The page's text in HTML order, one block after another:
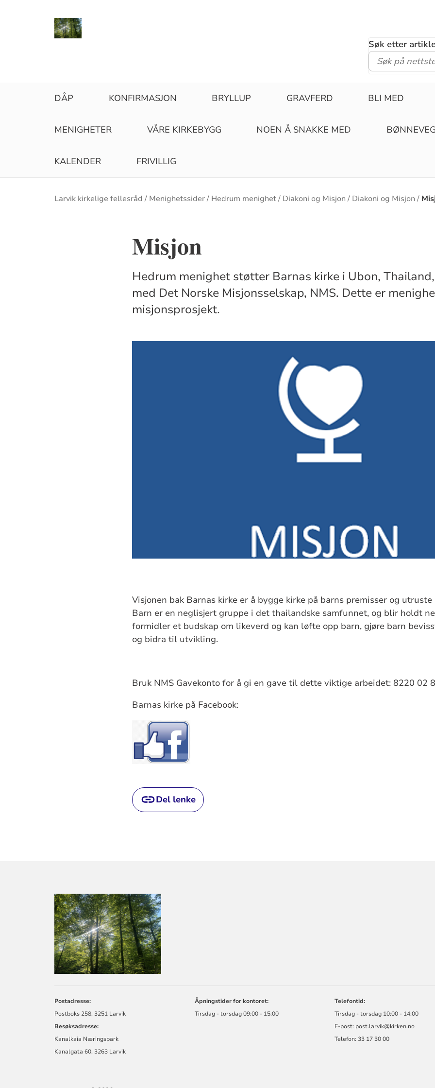
Søk etter
DÅP KONFIRMASJON BRYLLUP GRAVFERD BLI MED
MENIGHETER VÅRE KIRKEBYGG NOEN Å SNAKKE MED
KALENDER FRIVILLIG
Brødsmulesti
Larvik kirkelige fellesråd Menighetssider Hedrum menighet Diakoni og Misjon Diakoni og Misjon
Misjon
Hedrum menighet støtter Barnas kirke i Ubon,
med Det Norske Misjonsselskap, NMS. Dette er
misjonsprosjekt.
Visjonen bak Barnas kirke er å bygge kirke på barns premisser og
Barn er en neglisjert gruppe i det thailandske samfunnet, og blir holdt
formidler et budskap om likeverd og kan løfte opp barn, gjøre barn
og bidra til utvikling.
Bruk NMS Gavekonto for å gi en gave til dette viktige arbeidet: 8220 02
Barnas kirke på Facebook:
Del lenke
KONTAKTINFORMASJON
FOR
LARVIK
KIRKELIGE
FELLESRÅD
Postadresse:
Postboks 258, 3251 Larvik
Besøksadresse:
Kanalkaia Næringspark
Kanalgata 60, 3263 Larvik
Åpningstider for kontoret:
Tirsdag - torsdag 09:00 - 15:00
Telefontid:
Tirsdag - torsdag 10:00 - 14:00
E-post: post.larvik@kirken.no
Telefon: 33 17 30 00